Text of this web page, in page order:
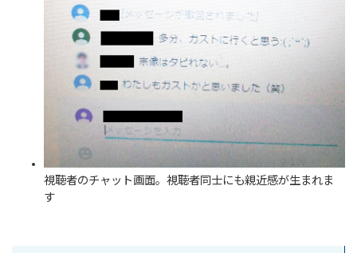
視聴者のチャット画面。視聴者同士にも親近感が生まれま
す